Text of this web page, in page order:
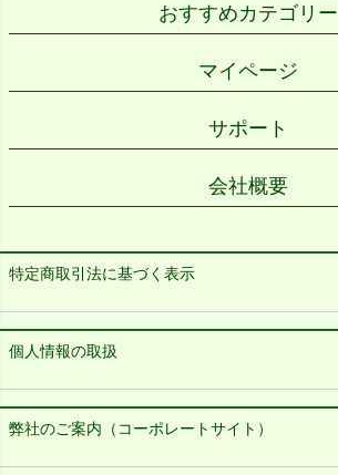
おすすめカテゴリー
マイページ
サポート
会社概要
特定商取引法に基づく表示
個人情報の取扱
弊社のご案内（コーポレートサイト）